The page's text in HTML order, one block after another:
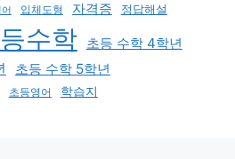
입체도형 자격증 정답해설
수학 초등 수학 4학년
초등 수학 5학년
초등영어 학습지